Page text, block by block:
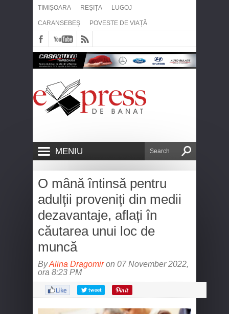
TIMIȘOARA REȘIȚA LUGOJ
CARANSEBEȘ POVESTE DE VIAȚĂ
MENIU
O mână întinsă pentru
adulții proveniți din medii
dezavantaje, aflați în
căutarea unui loc de
muncă
ByAlina Dragomiron 07 November 2022,
ora 8:23 PM